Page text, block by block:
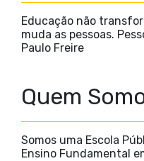
Educação não
muda as pessoas.
Paulo Freire
Quem
Somos uma Escola
Ensino Fundamental